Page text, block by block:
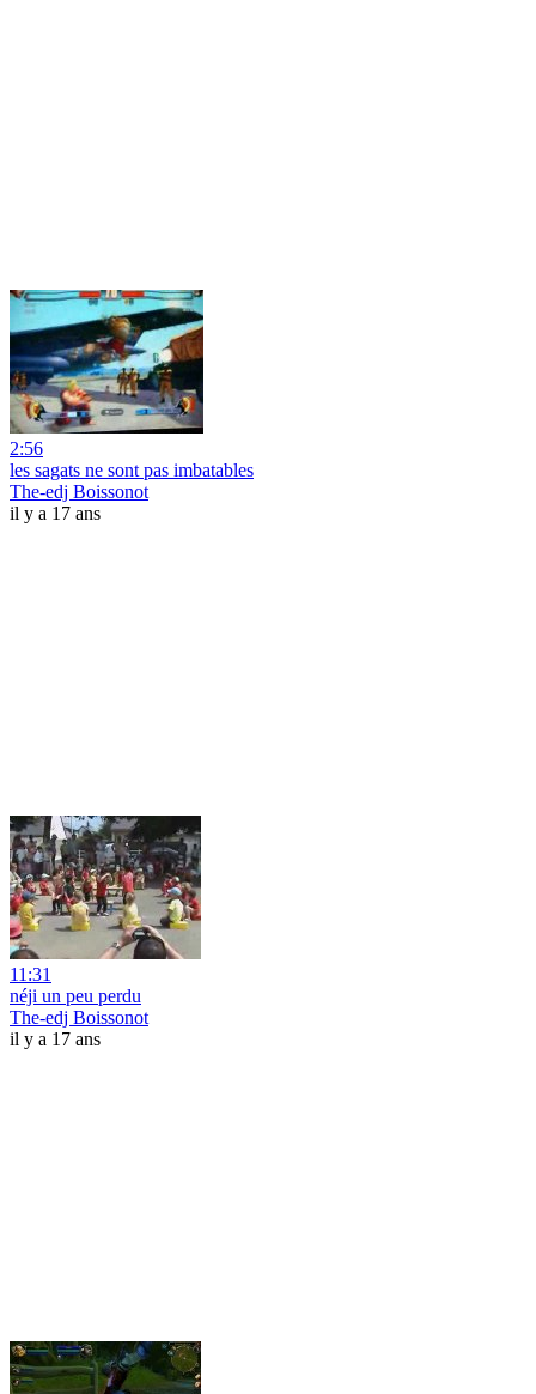
2:56
les sagats ne sont pas imbatables
The-edj Boissonot
il y a 17 ans
11:31
néji un peu perdu
The-edj Boissonot
il y a 17 ans